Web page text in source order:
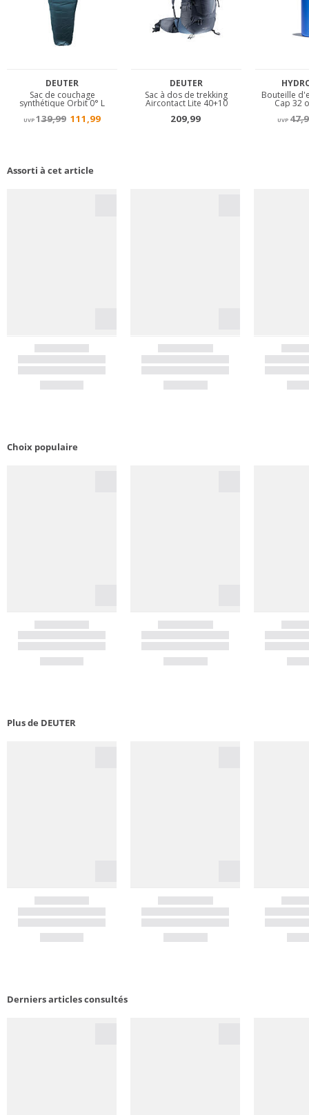
Assorti à cet article
Choix populaire
Plus de DEUTER
Derniers articles consultés